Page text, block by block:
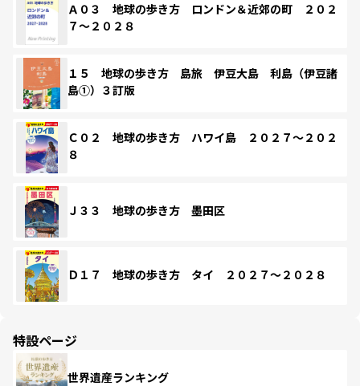
Ａ０３ 地球の歩き方 ロンドン＆近郊の町 ２０２
７～２０２８
１５ 地球の歩き方 島旅 伊豆大島 利島（伊豆諸
島①）３訂版
Ｃ０２ 地球の歩き方 ハワイ島 ２０２７～２０２
８
Ｊ３３ 地球の歩き方 墨田区
Ｄ１７ 地球の歩き方 タイ ２０２７～２０２８
特設ページ
世界遺産ランキング